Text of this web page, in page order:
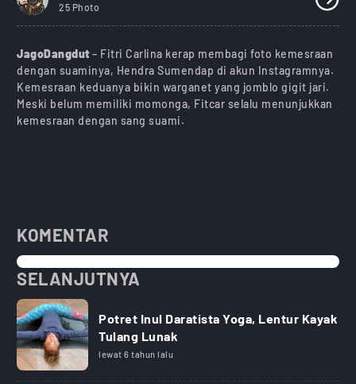
25 Photo
JagoDangdut– Fitri Carlina kerap membagi foto kemesraan
dengan suaminya, Hendra Sumendap di akun Instagramnya.
Kemesraan keduanya bikin warganet yang jomblo gigit jari.
Meski belum memiliki momonga, Fitcar selalu menunjukkan
kemesraan dengan sang suami.
KOMENTAR
SELANJUTNYA
Potret Inul Daratista Yoga, Lentur Kayak
Tulang Lunak
lewat 6 tahun lalu